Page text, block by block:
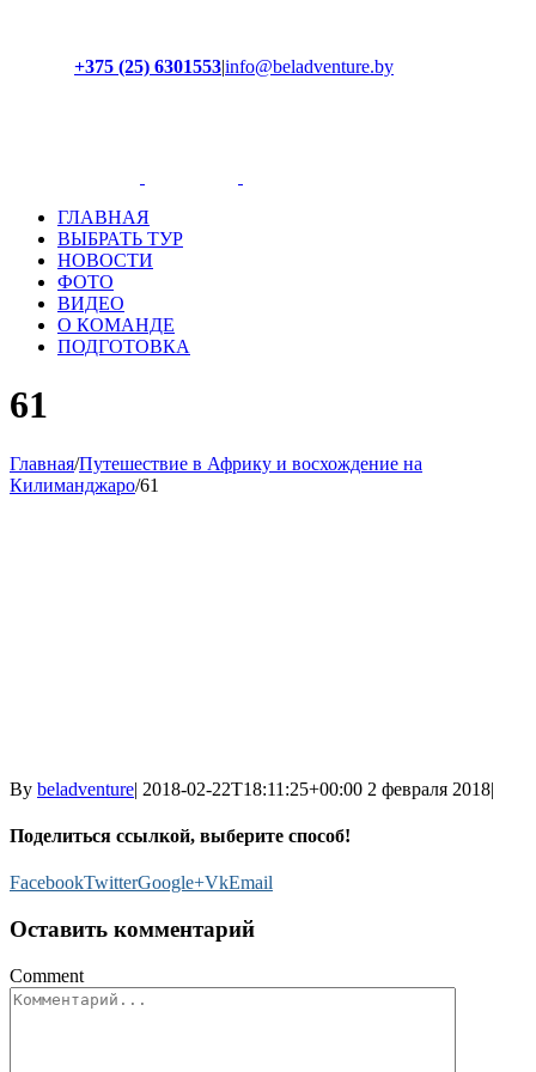
+375 (25) 6301553|info@beladventure.by
ГЛАВНАЯ
ВЫБРАТЬ ТУР
НОВОСТИ
ФОТО
ВИДЕО
О КОМАНДЕ
ПОДГОТОВКА
61
Главная/Путешествие в Африку и восхождение на
Килиманджаро/61
By beladventure| 2018-02-22T18:11:25+00:00 2 февраля 2018|
Поделиться ссылкой, выберите способ!
FacebookTwitterGoogle+VkEmail
Оставить комментарий
Comment